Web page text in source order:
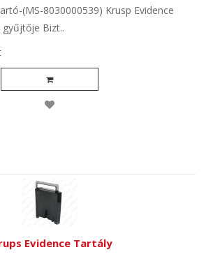
(MS-8030000539) Krusp Evidence
Bizt..
Evidence Tartály